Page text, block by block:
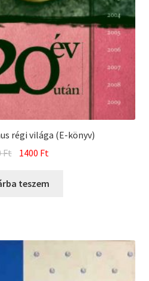
régi világa (E-könyv)
Ft Original
was:
1400 Ft
is:
teszem